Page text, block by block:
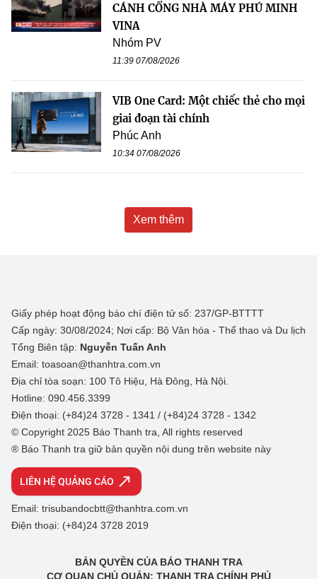
CÁNH CỔNG NHÀ MÁY PHÚ MINH
VINA
Nhóm PV
11:39 07/08/2026
VIB One Card: Một chiếc thẻ cho mọi
giai đoạn tài chính
Phúc Anh
10:34 07/08/2026
Xem thêm
Giấy phép hoạt động báo chí điện tử số: 237/GP-BTTTT
Cấp ngày: 30/08/2024; Nơi cấp: Bộ Văn hóa - Thể thao và Du lịch
Tổng Biên tập: Nguyễn Tuấn Anh
Email: toasoan@thanhtra.com.vn
Địa chỉ tòa soạn: 100 Tô Hiệu, Hà Đông, Hà Nội.
Hotline: 090.456.3399
Điện thoại: (+84)24 3728 - 1341 / (+84)24 3728 - 1342
© Copyright 2025 Báo Thanh tra, All rights reserved
® Báo Thanh tra giữ bản quyền nội dung trên website này
LIÊN HỆ QUẢNG CÁO
Email: trisubandocbtt@thanhtra.com.vn
Điện thoại: (+84)24 3728 2019
BẢN QUYỀN CỦA BÁO THANH TRA
CƠ QUAN CHỦ QUẢN: THANH TRA CHÍNH PHỦ